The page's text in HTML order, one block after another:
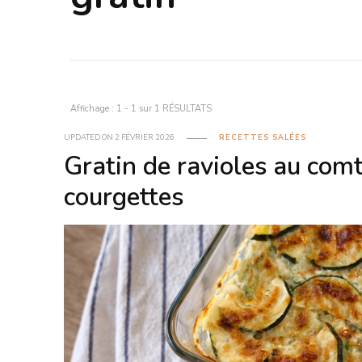
Affichage : 1 - 1 sur 1 RÉSULTATS
UPDATED ON 2 FÉVRIER 2026 RECETTES SALÉES
Gratin de ravioles au
courgettes